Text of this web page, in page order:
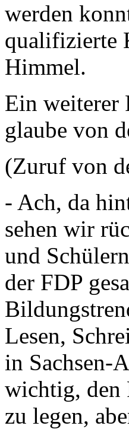
werden
qualifizierte
Himmel.
Ein weiterer
glaube von
(Zuruf von
- Ach, da
sehen wir
und
der FDP
Lesen,
in Sachsen-
wichtig, den
zu legen,